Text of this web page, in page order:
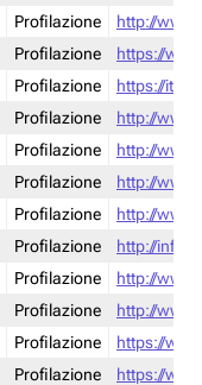
Profilazione
http://
Profilazione
https://
Profilazione
https://it-
Profilazione
http://
Profilazione
http://
Profilazione
http://
Profilazione
http://
Profilazione
http://
Profilazione
http://
Profilazione
http://
Profilazione
https://
Profilazione
https://